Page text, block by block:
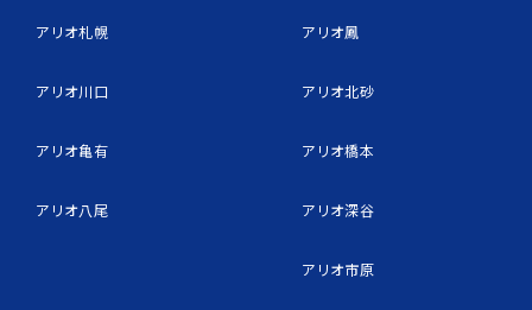
アリオ札幌
アリオ川口
アリオ亀有
アリオ八尾
アリオ鳳
アリオ北砂
アリオ橋本
アリオ深谷
アリオ市原